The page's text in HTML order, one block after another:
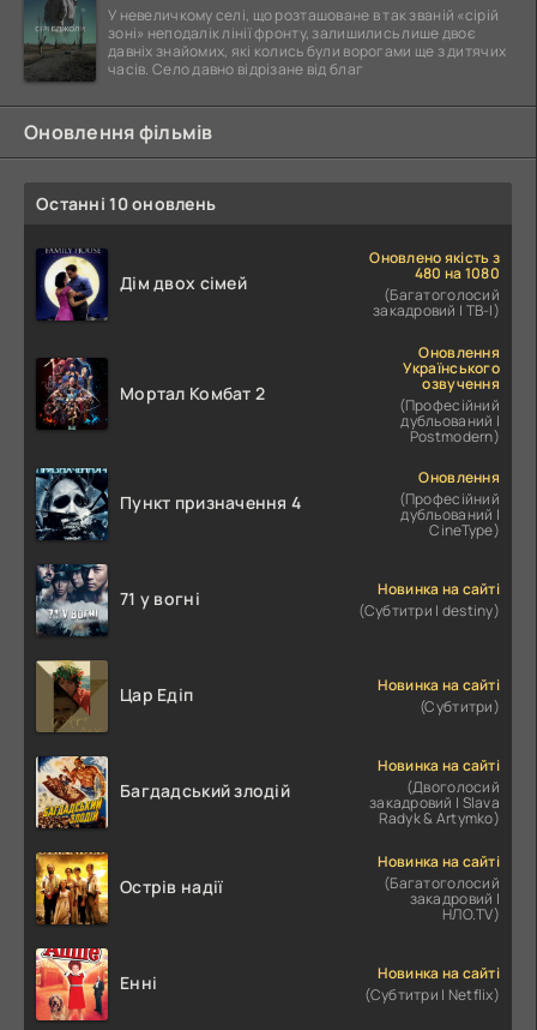
У невеличкому селі, що розташоване в так званій «сірій
зоні» неподалік лінії фронту, залишились лише двоє
давніх знайомих, які колись були ворогами ще з дитячих
часів. Село давно відрізане від благ
Оновлення фільмів
Останні 10 оновлень
Дім двох сімей
Оновлено якість з
480 на 1080
(Багатоголосий
закадровий | ТВ-І)
Мортал Комбат 2
Оновлення
Українського
озвучення
(Професійний
дубльований |
Postmodern)
Пункт призначення 4
Оновлення
(Професійний
дубльований |
CineType)
71 у вогні
Новинка на сайті
(Субтитри | destiny)
Цар Едіп
Новинка на сайті
(Субтитри)
Багдадський злодій
Новинка на сайті
(Двоголосий
закадровий | Slava
Radyk & Artymko)
Острів надії
Новинка на сайті
(Багатоголосий
закадровий |
НЛО.TV)
Енні
Новинка на сайті
(Субтитри | Netflix)